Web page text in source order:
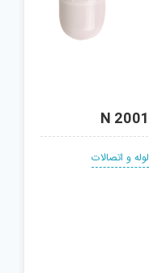
لوله و اتصالات